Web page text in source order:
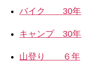
バイク 30年
キャンプ 30年
山登り ６年